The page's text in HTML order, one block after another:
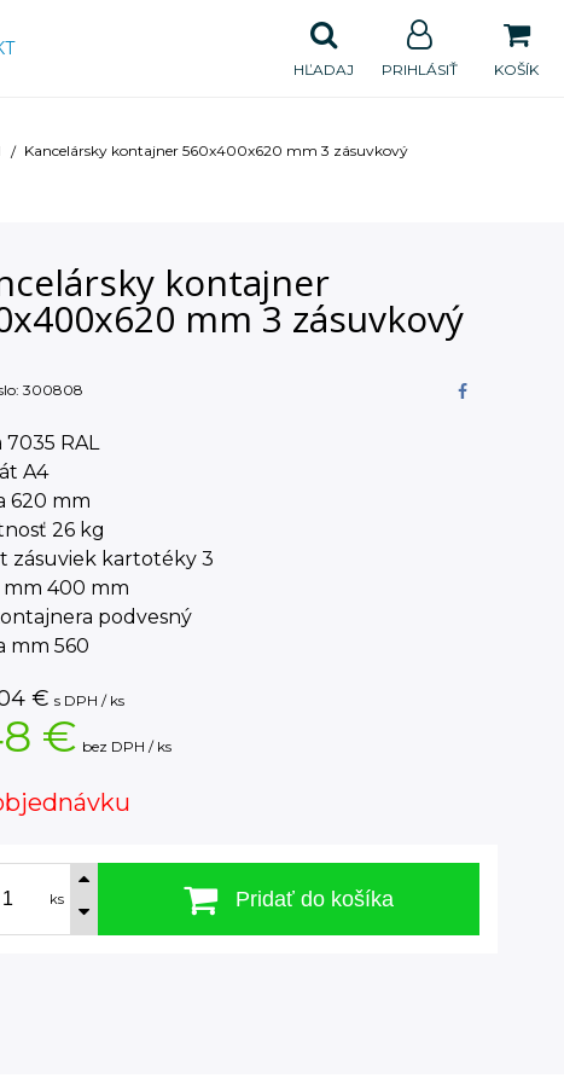
KOŠÍK
PRIHLÁSIŤ
HĽADAJ
Kancelársky kontajner 560x400x620 mm 3 zásuvkový
kontajner
mm 3 zásuvkový
300808
7035 RAL
A4
620 mm
26 kg
zásuviek kartotéky 3
mm 400 mm
podvesný
mm 560
€ s DPH / ks
€ bez DPH / ks
ks Pridať do košíka